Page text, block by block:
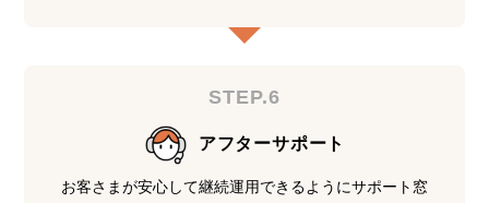
STEP.6
アフターサポート
お客さまが安心して継続運用できるようにサポート窓